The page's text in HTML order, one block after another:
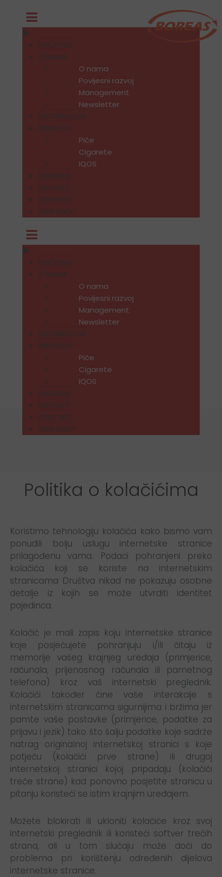
POČETNA
O NAMA
O nama
Povijesni razvoj
Management
Newsletter
DISTRIBUCIJA
BRENDOVI
Piće
Cigarete
IQOS
KARIJERA
NOVOSTI
KONTAKT
WEB SHOP
POČETNA
O NAMA
O nama
Povijesni razvoj
Management
Newsletter
DISTRIBUCIJA
BRENDOVI
Piće
Cigarete
IQOS
KARIJERA
NOVOSTI
KONTAKT
WEB SHOP
Politika o kolačićima
Koristimo tehnologiju kolačića kako bismo vam
ponudili bolju uslugu internetske stranice
prilagođenu vama. Podaci pohranjeni preko
kolačića koji se koriste na internetskim
stranicama Društva nikad ne pokazuju osobne
detalje iz kojih se može utvrditi identitet
pojedinca.
Kolačić je mali zapis koju internetske stranice
koje posjećujete pohranjuju i/ili čitaju iz
memorije vašeg krajnjeg uređaja (primjerice,
računala, prijenosnog računala ili pametnog
telefona) kroz vaš internetski preglednik.
Kolačići također čine vaše interakcije s
internetskim stranicama sigurnijima i bržima jer
pamte vaše postavke (primjerice, podatke za
prijavu i jezik) tako što šalju podatke koje sadrže
natrag originalnoj internetskoj stranici s koje
potječu (kolačići prve strane) ili drugoj
internetskoj stranici kojoj pripadaju (kolačići
treće strane) kad ponovno posjetite stranicu u
pitanju koristeći se istim krajnjim uređajem.
Možete blokirati ili ukloniti kolačiće kroz svoj
internetski preglednik ili koristeći softver trećih
strana, ali u tom slučaju može doći do
problema pri korištenju određenih dijelova
internetske stranice.